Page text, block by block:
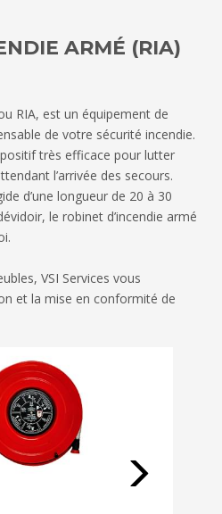
ARMÉ (RIA)
RIA, est un équipement de
de votre sécurité incendie.
très efficace pour lutter
l’arrivée des secours.
d’une longueur de 20 à 30
le robinet d’incendie armé
VSI Services vous
et la mise en conformité de